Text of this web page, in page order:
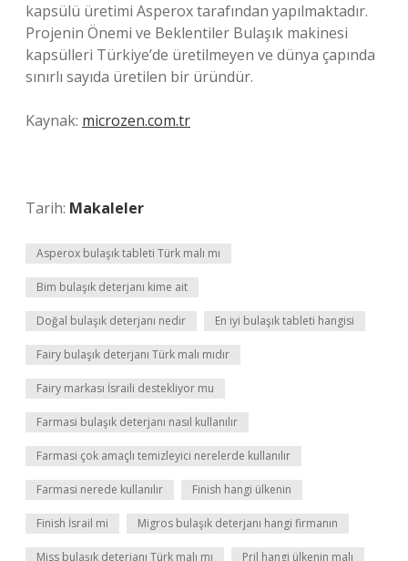
kapsülü üretimi Asperox tarafından yapılmaktadır.
Projenin Önemi ve Beklentiler Bulaşık makinesi
kapsülleri Türkiye’de üretilmeyen ve dünya çapında
sınırlı sayıda üretilen bir üründür.
Kaynak: microzen.com.tr
Tarih: Makaleler
Asperox bulaşık tableti Türk malı mı
Bim bulaşık deterjanı kime ait
Doğal bulaşık deterjanı nedir En iyi bulaşık tableti hangisi
Fairy bulaşık deterjanı Türk malı mıdır
Fairy markası İsraili destekliyor mu
Farmasi bulaşık deterjanı nasıl kullanılır
Farmasi çok amaçlı temizleyici nerelerde kullanılır
Farmasi nerede kullanılır Finish hangi ülkenin
Finish İsrail mi Migros bulaşık deterjanı hangi firmanın
Miss bulaşık deterjanı Türk malı mı Pril hangi ülkenin malı